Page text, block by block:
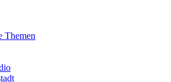
Themen